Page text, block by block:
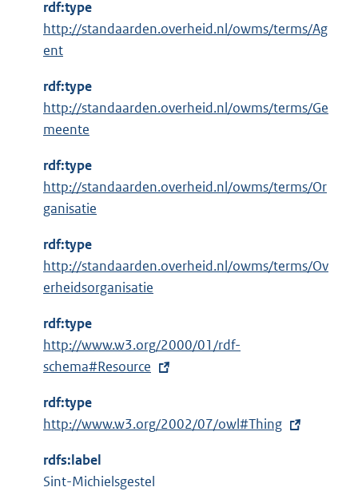
t
e
r
e
n
k
:
rdf:type
http://standaarden.overheid.nl/owms/terms/Ag
ent
rdf:type
http://standaarden.overheid.nl/owms/terms/Ge
meente
rdf:type
http://standaarden.overheid.nl/owms/terms/Or
ganisatie
rdf:type
http://standaarden.overheid.nl/owms/terms/Ov
erheidsorganisatie
rdf:type
E
x
e
r
e
http://www.w3.org/2000/01/rdf-
schema#Resource
rdf:type
E
t
e
http://www.w3.org/2002/07/owl#Thing
rdfs:label
Sint-Michielsgestel